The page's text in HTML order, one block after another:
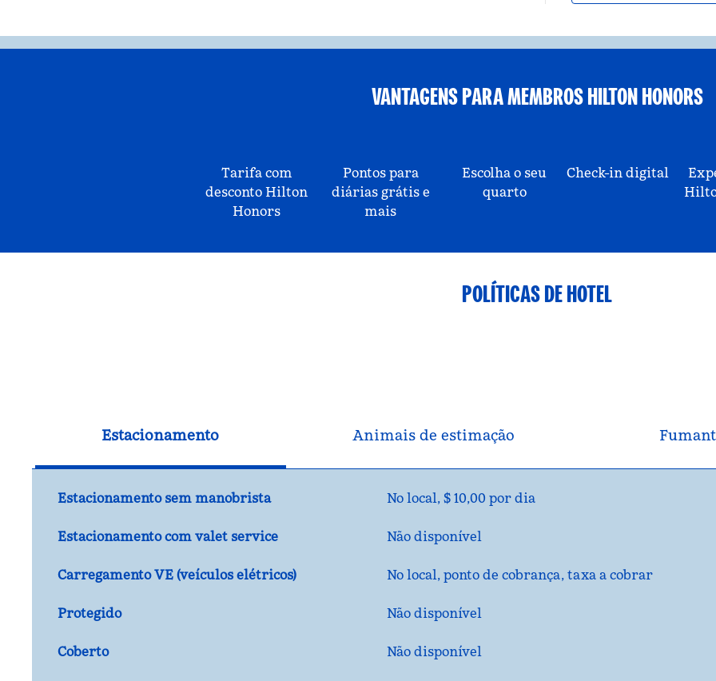
VANTAGENS PARA MEMBROS HILTON HONORS
Tarifa com
desconto Hilton
Honors
Pontos para
diárias grátis e
mais
Escolha o seu
quarto
Check-in digital
POLÍTICAS DE HOTEL
Estacionamento Animais de estimação
Estacionamento sem manobrista No local, $ 10,00 por dia
Estacionamento com valet service Não disponível
Carregamento VE (veículos elétricos) No local, ponto de cobrança, taxa a cobrar
Protegido Não disponível
Coberto Não disponível